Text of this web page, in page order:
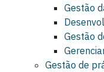
Gestão
Gestão
Gestão de